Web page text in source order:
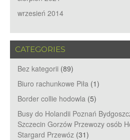
wrzesień 2014
CATEGORIES
Bez kategorii (89)
Biuro rachunkowe Piła (1)
Border collie hodowla (5)
Busy do Holandii Poznań
Szczecin Gorzów Przewozy osób
Stargard Przewóz (31)